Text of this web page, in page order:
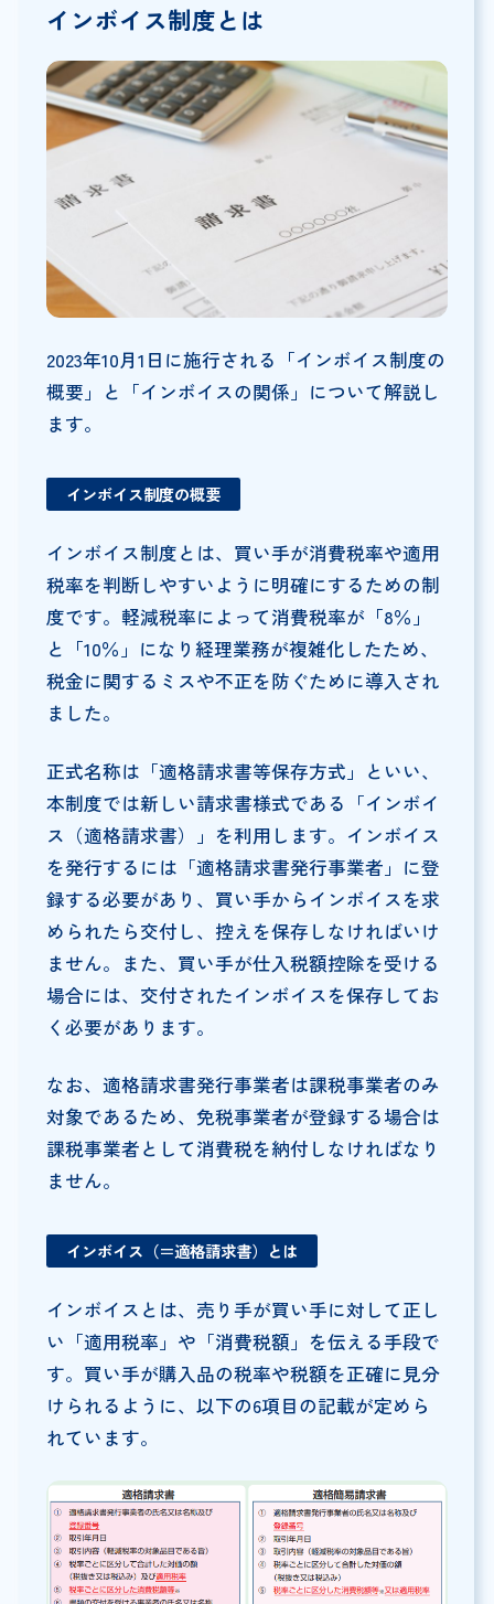
インボイス制度とは
2023年10月1日に施行される「インボイス制度の
概要」と「インボイスの関係」について解説し
ます。
インボイス制度の概要
インボイス制度とは、買い手が消費税率や適用
税率を判断しやすいように明確にするための制
度です。軽減税率によって消費税率が「8％」
と「10％」になり経理業務が複雑化したため、
税金に関するミスや不正を防ぐために導入され
ました。
正式名称は「適格請求書等保存方式」といい、
本制度では新しい請求書様式である「インボイ
ス（適格請求書）」を利用します。インボイス
を発行するには「適格請求書発行事業者」に登
録する必要があり、買い手からインボイスを求
められたら交付し、控えを保存しなければいけ
ません。また、買い手が仕入税額控除を受ける
場合には、交付されたインボイスを保存してお
く必要があります。
なお、適格請求書発行事業者は課税事業者のみ
対象であるため、免税事業者が登録する場合は
課税事業者として消費税を納付しなければなり
ません。
インボイス（＝適格請求書）とは
インボイスとは、売り手が買い手に対して正し
い「適用税率」や「消費税額」を伝える手段で
す。買い手が購入品の税率や税額を正確に見分
けられるように、以下の6項目の記載が定めら
れています。